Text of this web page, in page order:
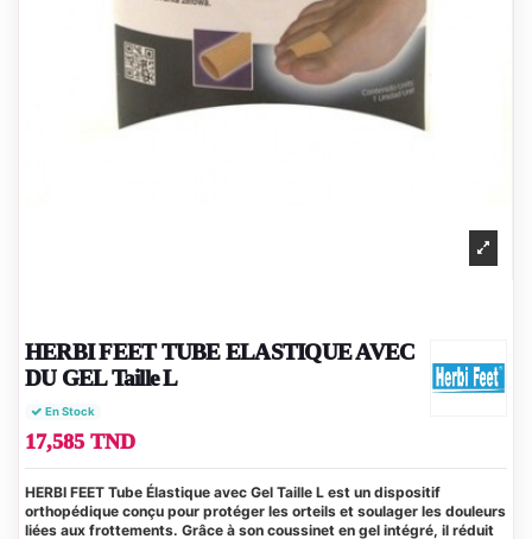
HERBI FEET TUBE ELASTIQUE AVEC
DU GEL Taille L
En Stock
17,585 TND
HERBI FEET Tube Élastique avec Gel Taille L est un dispositif
orthopédique conçu pour protéger les orteils et soulager les douleurs
liées aux frottements. Grâce à son coussinet en gel intégré, il réduit